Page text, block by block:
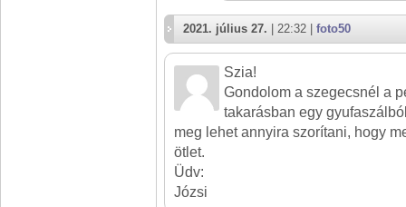
2021. július 27. | 22:32 | foto50
Szia!
Gondolom a szegecsnél a
takarásban egy
meg lehet annyira szorítani, hogy
ötlet.
Üdv:
Józsi